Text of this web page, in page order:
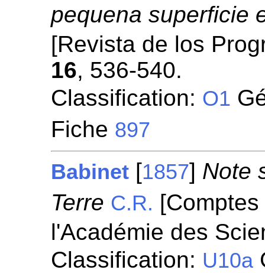
pequena superficie
[Revista de los
16, 536-540.
Classification: O1
Fiche 897
Babinet [1857] Note
Terre C.R.
l'Académie des
Classification: U10a